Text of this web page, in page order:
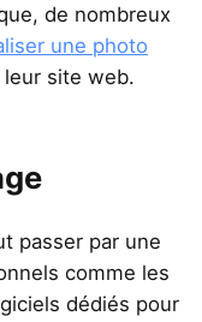
de nombreux
une photo
site web.
passer par une
comme les
dédiés pour